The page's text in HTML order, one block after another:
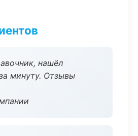
нашёл
минуту. Отзывы